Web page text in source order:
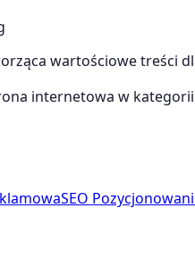
wartościowe treści
internetowa w kategorii
SEO